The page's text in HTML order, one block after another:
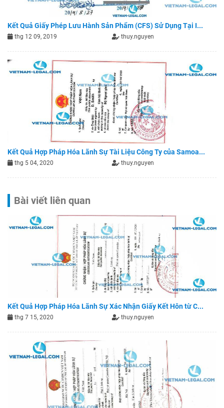
Kết Quả Giấy Phép Lưu Hành Sản Phẩm (CFS) Sử Dụng Tại I...
thg 12 09, 2019 thuy.nguyen
Kết Quả Hợp Pháp Hóa Lãnh Sự Tài Liệu Công Ty của Samoa...
thg 5 04, 2020 thuy.nguyen
Bài viết liên quan
Kết Quả Hợp Pháp Hóa Lãnh Sự Xác Nhận Giấy Kết Hôn từ C...
thg 7 15, 2020 thuy.nguyen